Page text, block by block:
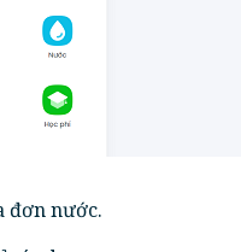
đơn nước.